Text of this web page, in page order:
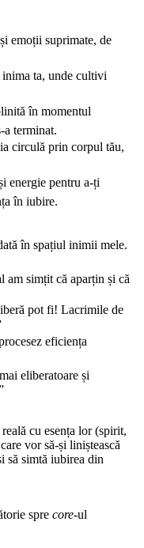
emoții suprimate, de
ta, unde cultivi
în momentul
a terminat.
circulă prin corpul tău,
energie pentru a-ți
în iubire.
în spațiul inimii mele.
am simțit că aparțin și că
pot fi! Lacrimile de
eficiența
eliberatoare și
cu esența lor (spirit,
vor să-și liniștească
să simtă iubirea din
spre core-ul